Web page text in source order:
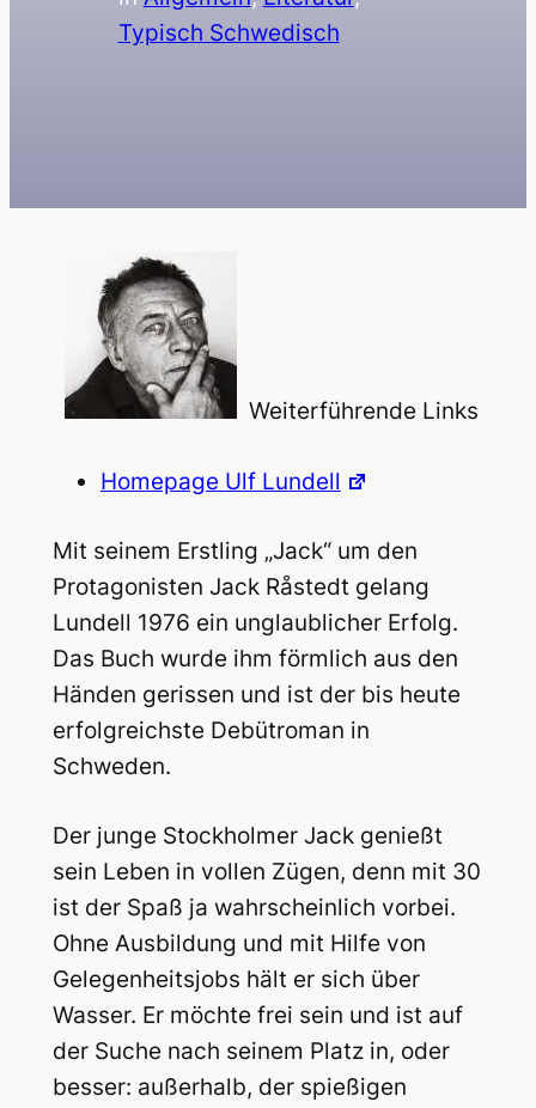
Typisch Schwedisch
Weiterführende Links
Homepage Ulf Lundell
Mit seinem Erstling „Jack“ um den
Protagonisten Jack Råstedt gelang
Lundell 1976 ein unglaublicher Erfolg.
Das Buch wurde ihm förmlich aus den
Händen gerissen und ist der bis heute
erfolgreichste Debütroman in
Schweden.
Der junge Stockholmer Jack genießt
sein Leben in vollen Zügen, denn mit 30
ist der Spaß ja wahrscheinlich vorbei.
Ohne Ausbildung und mit Hilfe von
Gelegenheitsjobs hält er sich über
Wasser. Er möchte frei sein und ist auf
der Suche nach seinem Platz in, oder
besser: außerhalb, der spießigen